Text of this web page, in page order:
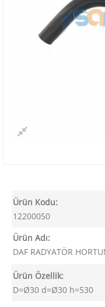
Ürün Kodu:
12200050
Ürün Adı:
DAF RADYATÖR
Ürün Özellik:
D=Ø30 d=Ø30 h=530